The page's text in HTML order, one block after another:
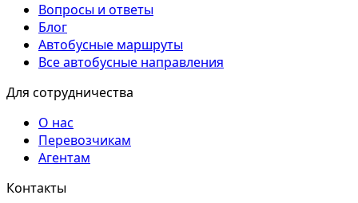
Вопросы и ответы
Блог
Автобусные маршруты
Все автобусные направления
Для сотрудничества
О нас
Перевозчикам
Агентам
Контакты